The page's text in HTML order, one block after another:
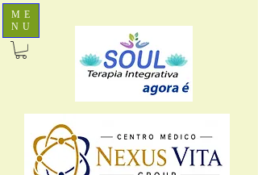
ME
NU